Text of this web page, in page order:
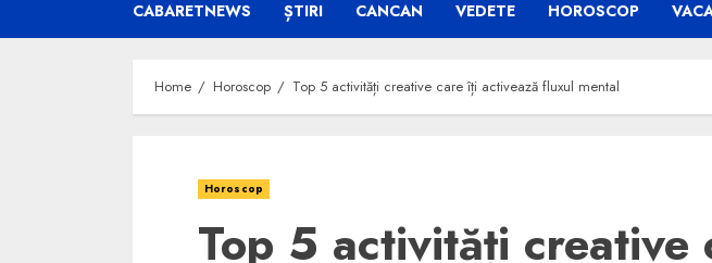
CABARETNEWS ȘTIRI CANCAN VEDETE HOROSCOP
Home Horoscop Top 5 activități creative care îți activează fluxul mental
Horoscop
Top 5 activități creative